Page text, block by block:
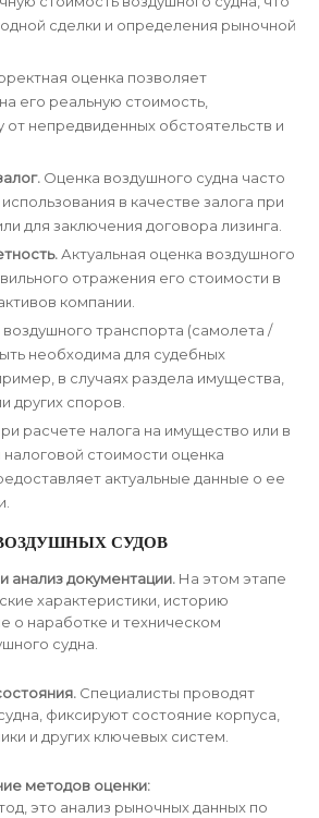
сделки и определения рыночной
оценка позволяет
его реальную стоимость,
от непредвиденных обстоятельств и
Оценка воздушного судна часто
в качестве залога при
для заключения договора лизинга.
Актуальная оценка воздушного
отражения его стоимости в
компании.
транспорта (самолета /
необходима для судебных
в случаях раздела имущества,
других споров.
расчете налога на имущество или в
стоимости оценка
актуальные данные о ее
СУДОВ
анализ документации. На этом этапе
характеристики, историю
о наработке и техническом
судна.
Специалисты проводят
фиксируют состояние корпуса,
и других ключевых систем.
методов оценки:
это анализ рыночных данных по